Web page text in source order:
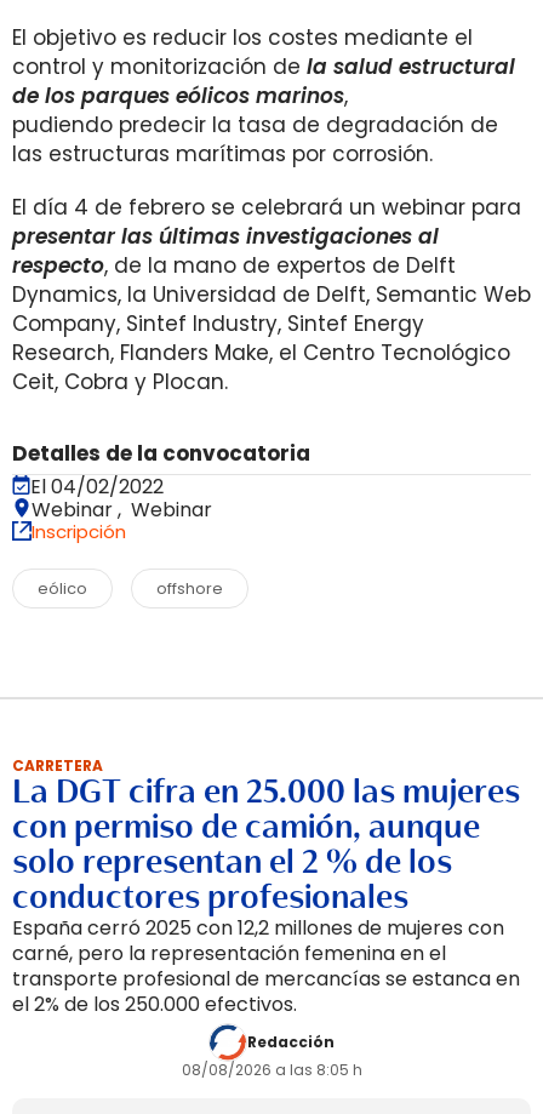
El objetivo es reducir los costes mediante el
control y monitorización de la salud estructural
de los parques eólicos marinos,
pudiendo predecir la tasa de degradación de
las estructuras marítimas por corrosión.
El día 4 de febrero se celebrará un webinar para
presentar las últimas investigaciones al
respecto, de la mano de expertos de Delft
Dynamics, la Universidad de Delft, Semantic Web
Company, Sintef Industry, Sintef Energy
Research, Flanders Make, el Centro Tecnológico
Ceit, Cobra y Plocan.
Detalles de la convocatoria
El 04/02/2022
Webinar , Webinar
Inscripción
eólico offshore
CARRETERA
La DGT cifra en 25.000 las mujeres
con permiso de camión, aunque
solo representan el 2 % de los
conductores profesionales
España cerró 2025 con 12,2 millones de mujeres con
carné, pero la representación femenina en el
transporte profesional de mercancías se estanca en
el 2% de los 250.000 efectivos.
Redacción
08/08/2026 a las 8:05 h